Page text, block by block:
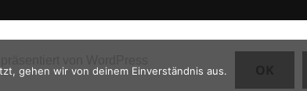
gehen wir von deinem Einverständnis aus.